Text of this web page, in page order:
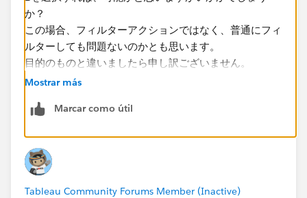
か？
この場合、フィルターアクションではなく、普通にフィ
ルターしても問題ないのかとも思います。
目的のものと違いましたら申し訳ございません。
Mostrar más
Marcar como útil
Tableau Community Forums Member (Inactive)